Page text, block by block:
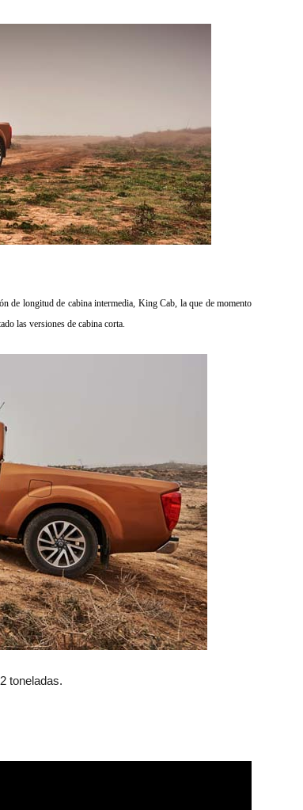
de longitud de cabina intermedia, King Cab, la que de momento
las versiones de cabina corta.
toneladas.